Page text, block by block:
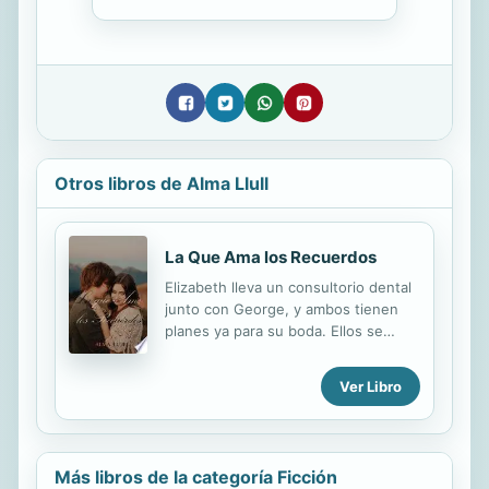
Otros libros de Alma Llull
La Que Ama los Recuerdos
Elizabeth lleva un consultorio dental
junto con George, y ambos tienen
planes ya para su boda. Ellos se
mismo modo que sus familias, pero
ella ha tenido que sufrir por su parte
el divorcio de sus padres. Ella queda
afectada por este divorcio y no
conducta futura, una relación donde
Ver Libro
Más libros de la categoría Ficción